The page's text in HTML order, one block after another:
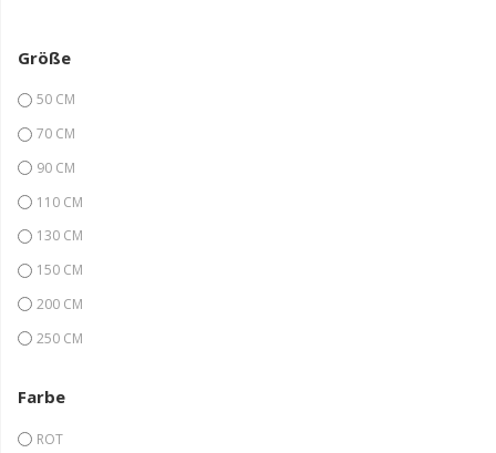
Größe
50 CM
70 CM
90 CM
110 CM
130 CM
150 CM
200 CM
250 CM
Farbe
ROT